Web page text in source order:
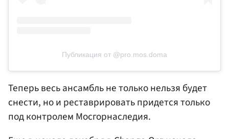
Публикация от @pro.mos.doma
Теперь весь ансамбль не только нельзя будет
снести, но и реставрировать придется только
под контролем Мосгорнаследия.